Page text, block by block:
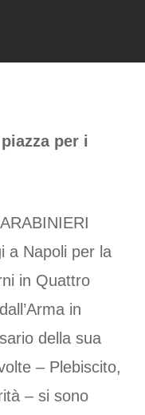
per i
a Napoli per la
in Quattro
in
della sua
– Plebiscito,
– si sono